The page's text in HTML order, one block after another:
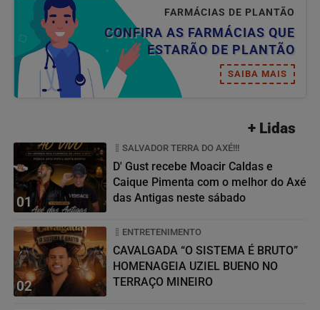
FARMÁCIAS DE PLANTÃO
CONFIRA AS FARMÁCIAS QUE
ESTARÃO DE PLANTÃO
SAIBA MAIS
+ Lidas
01
SALVADOR TERRA DO AXÉ!!!
D' Gust recebe Moacir Caldas e
Caique Pimenta com o melhor do Axé
das Antigas neste sábado
02
ENTRETENIMENTO
CAVALGADA “O SISTEMA É BRUTO”
HOMENAGEIA UZIEL BUENO NO
TERRAÇO MINEIRO